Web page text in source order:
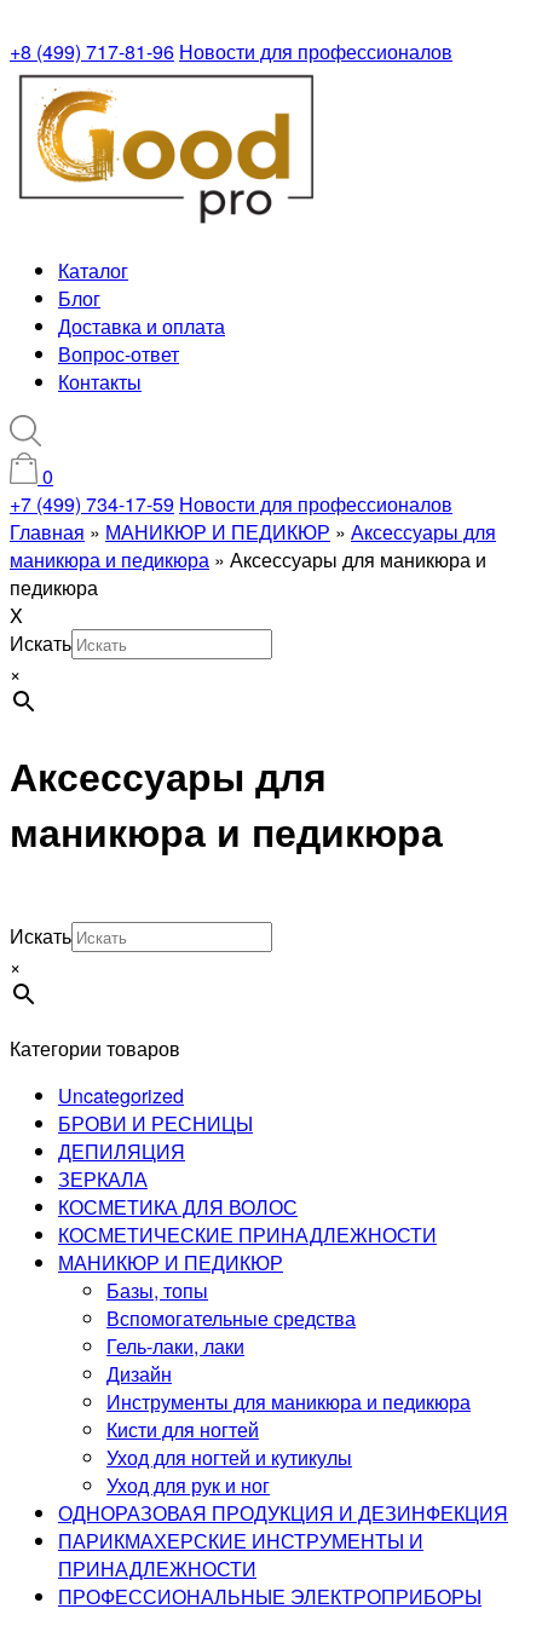
+8 (499) 717-81-96 Новости для профессионалов
Каталог
Блог
Доставка и оплата
Вопрос-ответ
Контакты
0
+7 (499) 734-17-59 Новости для профессионалов
Главная » МАНИКЮР И ПЕДИКЮР » Аксессуары для
маникюра и педикюра » Аксессуары для маникюра и
педикюра
X
Искать
×
Аксессуары для
маникюра и педикюра
Искать
×
Категории товаров
Uncategorized
БРОВИ И РЕСНИЦЫ
ДЕПИЛЯЦИЯ
ЗЕРКАЛА
КОСМЕТИКА ДЛЯ ВОЛОС
КОСМЕТИЧЕСКИЕ ПРИНАДЛЕЖНОСТИ
МАНИКЮР И ПЕДИКЮР
Базы, топы
Вспомогательные средства
Гель-лаки, лаки
Дизайн
Инструменты для маникюра и педикюра
Кисти для ногтей
Уход для ногтей и кутикулы
Уход для рук и ног
ОДНОРАЗОВАЯ ПРОДУКЦИЯ И ДЕЗИНФЕКЦИЯ
ПАРИКМАХЕРСКИЕ ИНСТРУМЕНТЫ И
ПРИНАДЛЕЖНОСТИ
ПРОФЕССИОНАЛЬНЫЕ ЭЛЕКТРОПРИБОРЫ